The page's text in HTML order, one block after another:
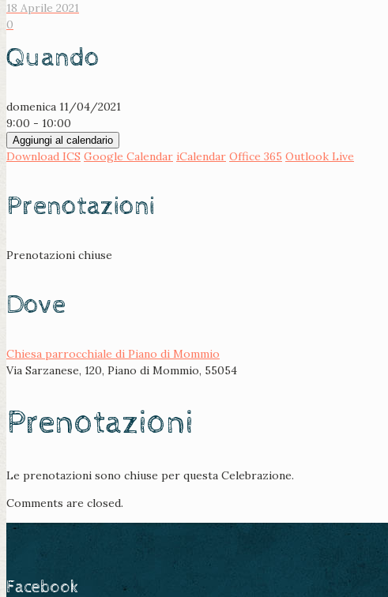
18 Aprile 2021
0
Quando
domenica 11/04/2021
9:00 - 10:00
Aggiungi al calendario
Download ICS Google Calendar iCalendar Office 365 Outlook Live
Prenotazioni
Prenotazioni chiuse
Dove
Chiesa parrocchiale di Piano di Mommio
Via Sarzanese, 120, Piano di Mommio, 55054
Prenotazioni
Le prenotazioni sono chiuse per questa Celebrazione.
Comments are closed.
Facebook